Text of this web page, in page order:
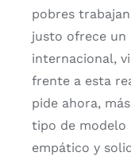
pobres
justo ofrece un
internacional,
frente a esta
pide ahora,
tipo de modelo
empático y